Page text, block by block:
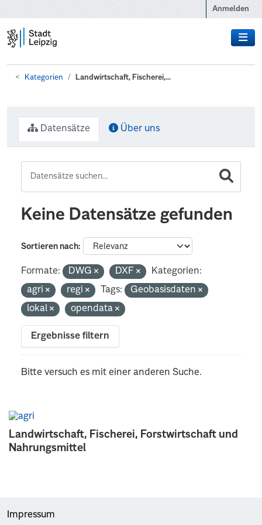
Anmelden
Kategorien Landwirtschaft, Fischerei,...
Landwirtschaft, Fischerei, Forstwirtschaft und
Nahrungsmittel
Datensätze Über uns
Keine Datensätze gefunden
Sortieren nach
Formate: DWG DXF
Kategorien:
agri
regi Tags:
Geobasisdaten
lokal
opendata
Ergebnisse filtern
Bitte versuch es mit einer anderen Suche.
Impressum